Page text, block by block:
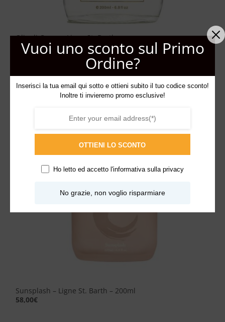
Olio di Cocco – Ligne St. Barth
9,00€ –63,00 €
Sunsplash – Ligne St. Barth – 200ml
58,00€
Vuoi uno sconto sul Primo
Ordine?
Inserisci la tua email qui sotto e ottieni subito il tuo codice sconto!
Inoltre ti invieremo promo esclusive!
OTTIENI LO SCONTO
Ho letto ed accetto l'informativa sulla privacy
No grazie, non voglio risparmiare